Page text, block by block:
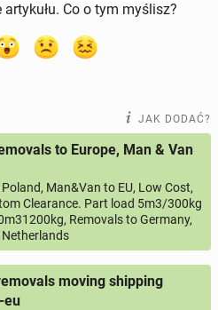
Co o tym myślisz?
JAK DODAĆ?
to Europe, Man & Van
Man&Van to EU, Low Cost,
Clearance. Part load 5m3/300kg
Removals to Germany,
moving shipping
eu